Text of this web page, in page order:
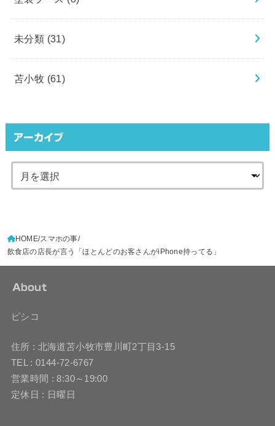
未分類 (31)
苫小牧 (61)
アーカイブ
HOME スマホの事
飲食店の店長が言う「ほとんどのお客さんがiPhone持ってる」
About
ピシコ
住所 : 北海道苫小牧市豊川町2丁目3-15
TEL : 0144-72-6767
営業時間 : 8:30～19:00
定休日 : 日曜日